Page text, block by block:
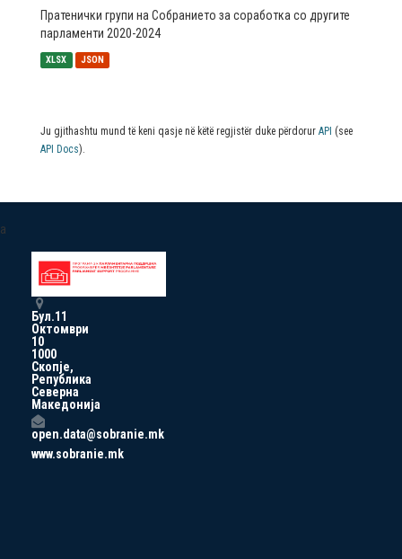
Пратенички групи на Собранието за соработка со другите
парламенти 2020-2024
XLSX JSON
Ju gjithashtu mund të keni qasje në këtë regjistër duke përdorur API (see
API Docs).
a
Бул.11
Октомври
10
1000
Скопје,
Република
Северна
Македонија
open.data@sobranie.mk
www.sobranie.mk